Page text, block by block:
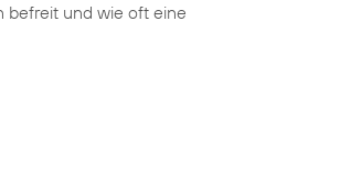
befreit und wie oft eine